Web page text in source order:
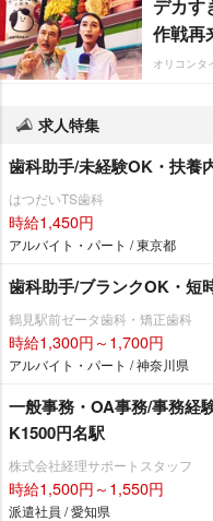
デカす
作戦再
オリコンタ
求人特集
歯科助手/未経験OK・扶養
はつだいTS歯科
時給1,450円
アルバイト・パート / 東京都
歯科助手/ブランクOK・短
鶴見駅前ゼータ歯科・矯正歯科
時給1,300円～1,700円
アルバイト・パート / 神奈川県
一般事務・OA事務/事務経
K1500円名駅
株式会社経理サポートスタッフ
時給1,500円～1,550円
派遣社員 / 愛知県